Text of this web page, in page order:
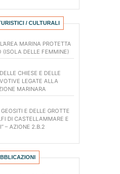
/ CULTURALI
MARINA PROTETTA
(ISOLA DELLE FEMMINE)
CHIESE E DELLE
LEGATE ALLA
MARINARA
E DELLE GROTTE
DI CASTELLAMMARE E
– AZIONE 2.B.2